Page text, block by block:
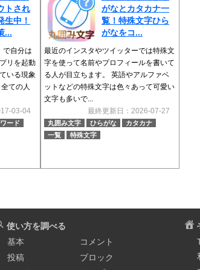
トされ
生中！
...
で自分は
リを起動
いる現象
ての人
03-04
ード
がなとカタカナ一
覧！特殊文字ひら
がなをコ...
最近のインスタやツイッターでは特殊文
字を使って名前やプロフィールを書いて
る人が目立ちます。 英語やアルファベ
ットなどの特殊文字は色々あって可愛い
文字も多いで...
最終更新日：2026-07-27
丸囲み文字 ひらがな
カタカナ
一覧
特殊文字
使い方を調べる
基本
投稿
コメント
ブロック